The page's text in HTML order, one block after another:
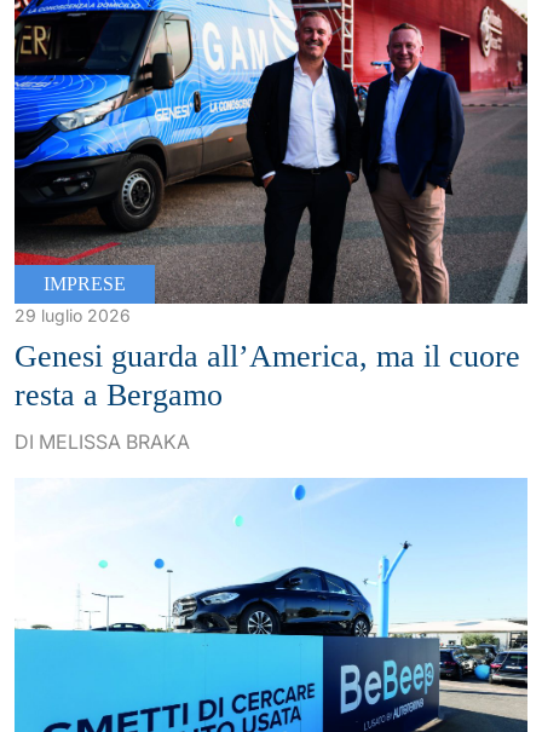
IMPRESE
29 luglio 2026
Genesi guarda all’America, ma il cuore
resta a Bergamo
DI MELISSA BRAKA